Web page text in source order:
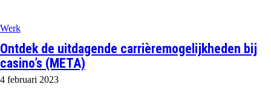
Werk
Ontdek de uitdagende carrièremogelijkheden bij
casino’s (META)
4 februari 2023